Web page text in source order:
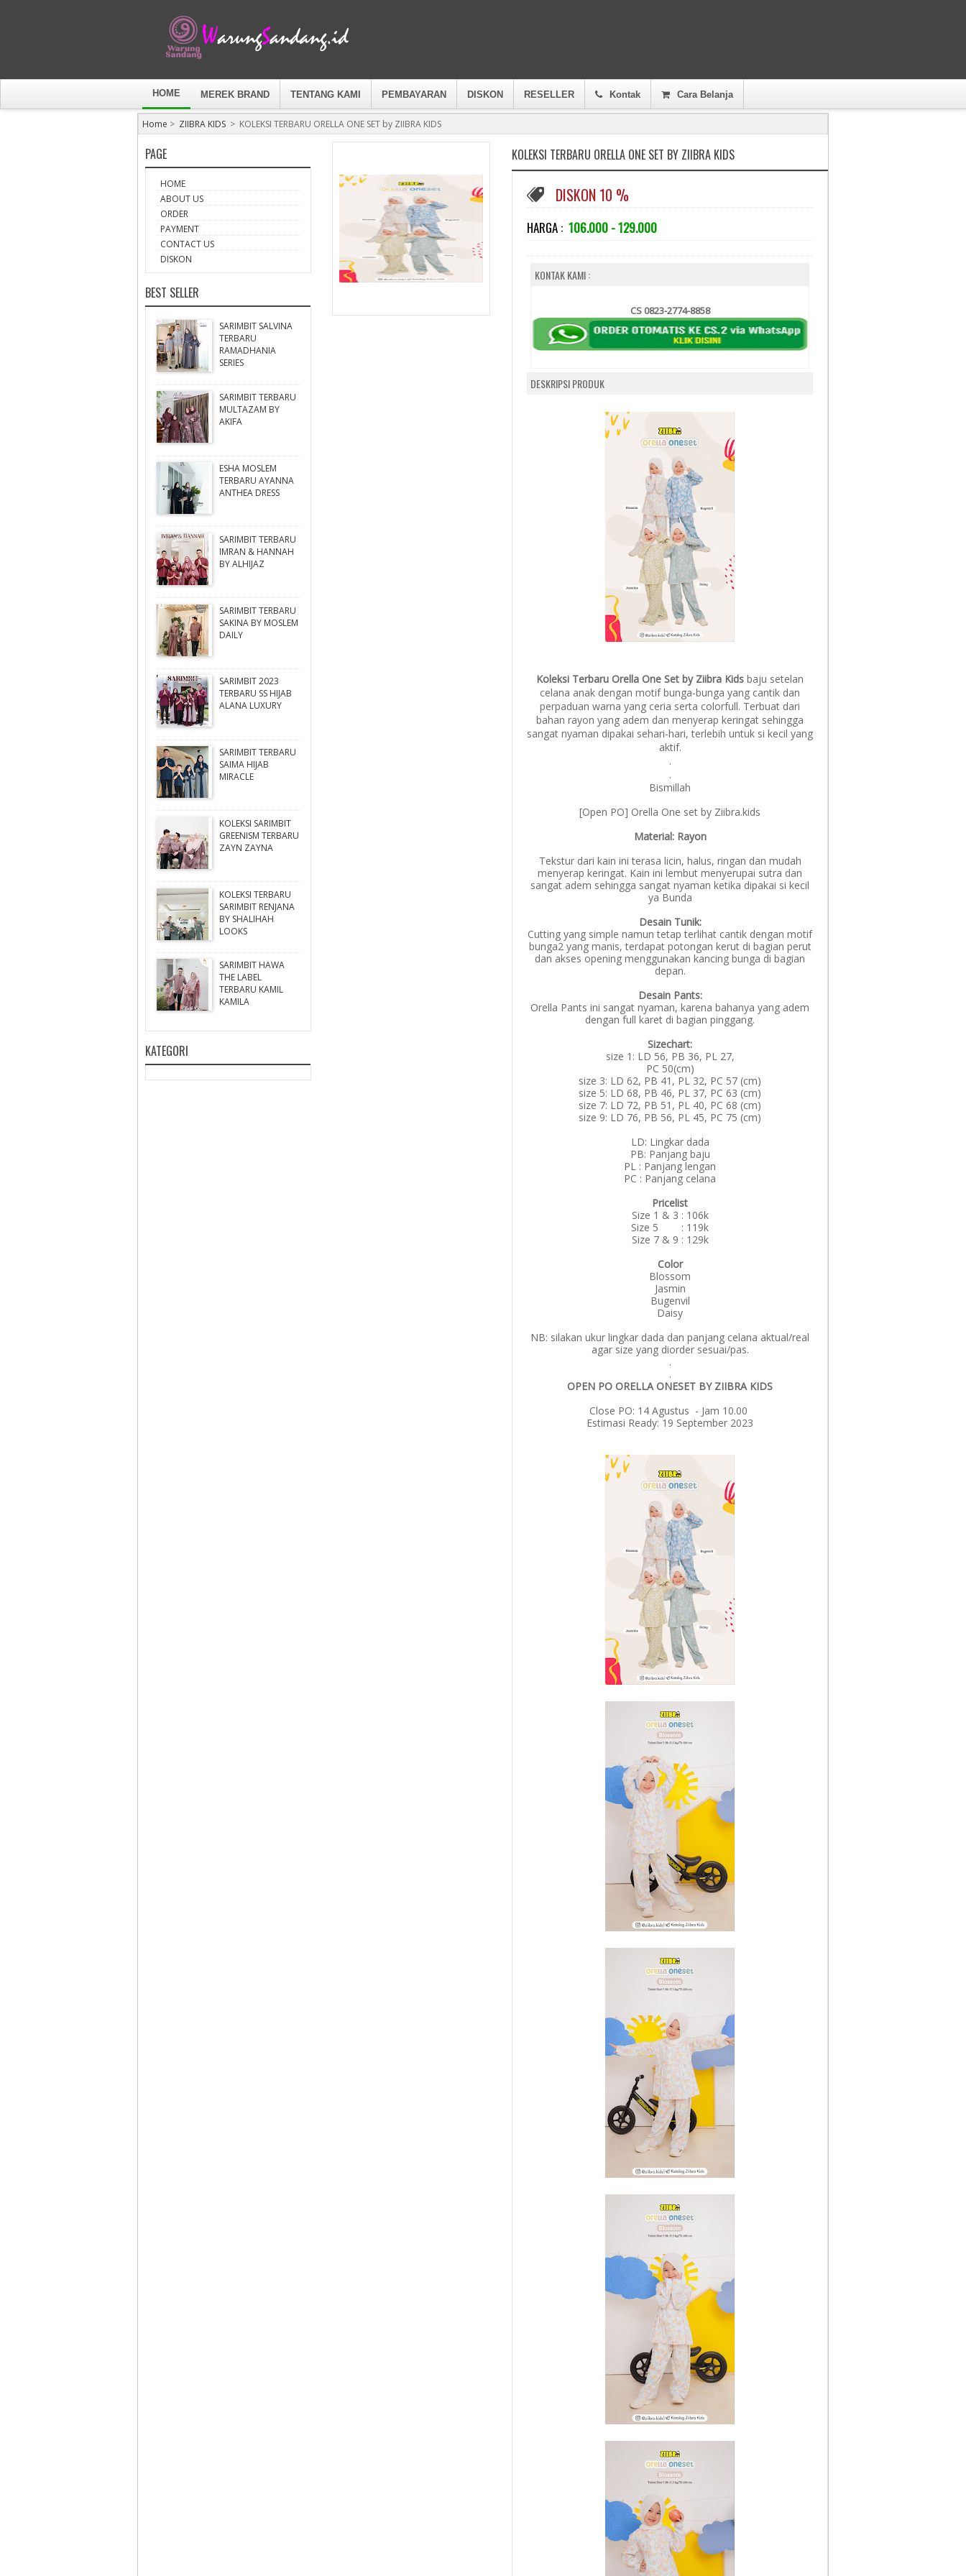
HOME MEREK BRAND TENTANG KAMI PEMBAYARAN DISKON RESELLER Kontak Cara Belanja
Home > ZIIBRA KIDS > KOLEKSI TERBARU ORELLA ONE SET by ZIIBRA KIDS
KOLEKSI TERBARU ORELLA ONE SET BY ZIIBRA KIDS
DISKON 10 %
HARGA : 106.000 - 129.000
KONTAK KAMI :
CS 0823-2774-8858
DESKRIPSI PRODUK
Koleksi Terbaru Orella One Set by Ziibra Kids baju setelan
celana anak dengan motif bunga-bunga yang cantik dan
perpaduan warna yang ceria serta colorfull. Terbuat dari
bahan rayon yang adem dan menyerap keringat sehingga
sangat nyaman dipakai sehari-hari, terlebih untuk si kecil yang
aktif.
.
.
Bismillah
[Open PO] Orella One set by Ziibra.kids
Material: Rayon
Tekstur dari kain ini terasa licin, halus, ringan dan mudah
menyerap keringat. Kain ini lembut menyerupai sutra dan
sangat adem sehingga sangat nyaman ketika dipakai si kecil
ya Bunda
Desain Tunik:
Cutting yang simple namun tetap terlihat cantik dengan motif
bunga2 yang manis, terdapat potongan kerut di bagian perut
dan akses opening menggunakan kancing bunga di bagian
depan.
Desain Pants:
Orella Pants ini sangat nyaman, karena bahanya yang adem
dengan full karet di bagian pinggang.
Sizechart:
size 1: LD 56, PB 36, PL 27,
PC 50(cm)
size 3: LD 62, PB 41, PL 32, PC 57 (cm)
size 5: LD 68, PB 46, PL 37, PC 63 (cm)
size 7: LD 72, PB 51, PL 40, PC 68 (cm)
size 9: LD 76, PB 56, PL 45, PC 75 (cm)
LD: Lingkar dada
PB: Panjang baju
PL : Panjang lengan
PC : Panjang celana
Pricelist
Size 1 & 3 : 106k
Size 5 : 119k
Size 7 & 9 : 129k
Color
Blossom
Jasmin
Bugenvil
Daisy
NB: silakan ukur lingkar dada dan panjang celana aktual/real
agar size yang diorder sesuai/pas.
.
.
OPEN PO ORELLA ONESET BY ZIIBRA KIDS
Close PO: 14 Agustus - Jam 10.00
Estimasi Ready: 19 September 2023
PAGE
HOME
ABOUT US
ORDER
PAYMENT
CONTACT US
DISKON
BEST SELLER
SARIMBIT SALVINA
TERBARU
RAMADHANIA
SERIES
SARIMBIT TERBARU
MULTAZAM BY
AKIFA
ESHA MOSLEM
TERBARU AYANNA
ANTHEA DRESS
SARIMBIT TERBARU
IMRAN & HANNAH
BY ALHIJAZ
SARIMBIT TERBARU
SAKINA BY MOSLEM
DAILY
SARIMBIT 2023
TERBARU SS HIJAB
ALANA LUXURY
SARIMBIT TERBARU
SAIMA HIJAB
MIRACLE
KOLEKSI SARIMBIT
GREENISM TERBARU
ZAYN ZAYNA
KOLEKSI TERBARU
SARIMBIT RENJANA
BY SHALIHAH
LOOKS
SARIMBIT HAWA
THE LABEL
TERBARU KAMIL
KAMILA
KATEGORI